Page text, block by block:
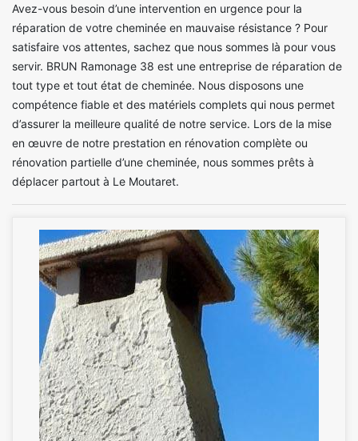
Avez-vous besoin d’une intervention en urgence pour la
réparation de votre cheminée en mauvaise résistance ? Pour
satisfaire vos attentes, sachez que nous sommes là pour vous
servir. BRUN Ramonage 38 est une entreprise de réparation de
tout type et tout état de cheminée. Nous disposons une
compétence fiable et des matériels complets qui nous permet
d’assurer la meilleure qualité de notre service. Lors de la mise
en œuvre de notre prestation en rénovation complète ou
rénovation partielle d’une cheminée, nous sommes prêts à
déplacer partout à Le Moutaret.